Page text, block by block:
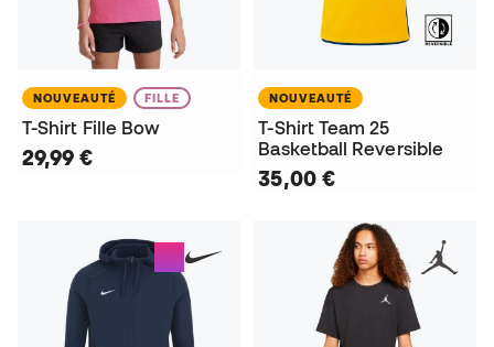
NOUVEAUTÉ FILLE
T-Shirt Fille Bow
29,99 €
NOUVEAUTÉ
T-Shirt Team 25
Basketball Reversible
35,00 €